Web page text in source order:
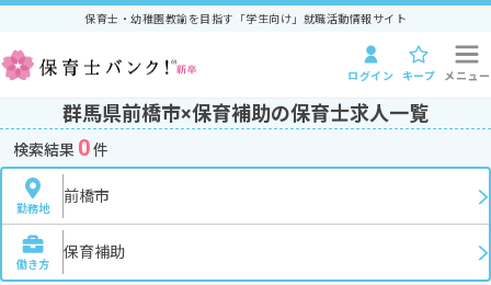
保育士・幼稚園教諭を目指す「学生向け」就職活動情報サイト
ログイン キープ メニュー
群馬県前橋市×保育補助の保育士求人一覧
検索結果 0件
勤務地
前橋市
働き方
保育補助